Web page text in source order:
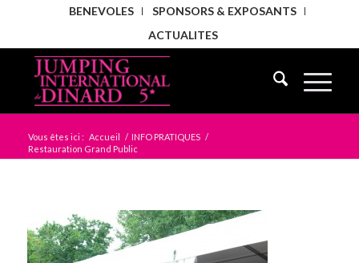
BENEVOLES
SPONSORS & EXPOSANTS
ACTUALITES
Vous êtes ici : Accueil / INFO PRATIQUES /
Restauration Grand Public